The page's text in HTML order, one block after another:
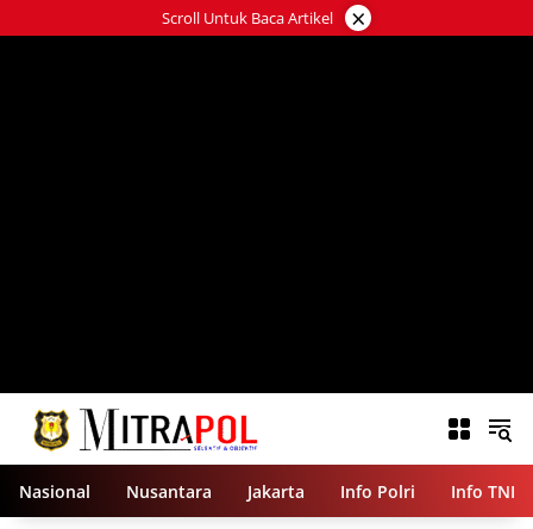
ke
Scroll Untuk Baca Artikel ×
Nasional Nusantara Jakarta Info Polri Info TNI